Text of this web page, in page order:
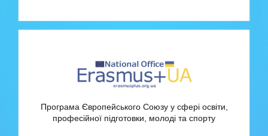
Програма Європейського Союзу у сфері освіти,
професійної підготовки, молоді та спорту